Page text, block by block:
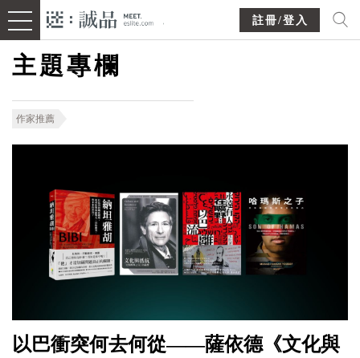
註冊/登入
主題專欄
作家推薦
以巴衝突何去何從——薩依德《文化與